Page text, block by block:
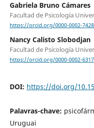
Gabriela Bruno Cámares
Facultad de Psicología
https://orcid.org/0000-0002-
Nancy Calisto Slobodjan
Facultad de Psicología
https://orcid.org/0000-0002-
DOI: https://doi.org/
Palavras-chave:
Uruguai